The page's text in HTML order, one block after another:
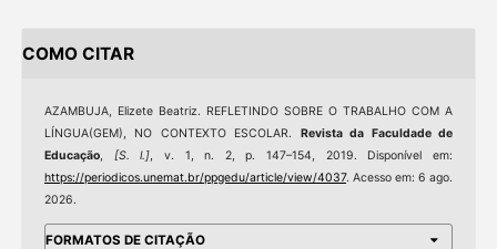
COMO CITAR
AZAMBUJA, Elizete Beatriz. REFLETINDO SOBRE O TRABALHO COM A
LÍNGUA(GEM), NO CONTEXTO ESCOLAR. Revista da Faculdade de
Educação, [S. l.], v. 1, n. 2, p. 147–154, 2019. Disponível em:
https://periodicos.unemat.br/ppgedu/article/view/4037. Acesso em: 6 ago.
2026.
FORMATOS DE CITAÇÃO